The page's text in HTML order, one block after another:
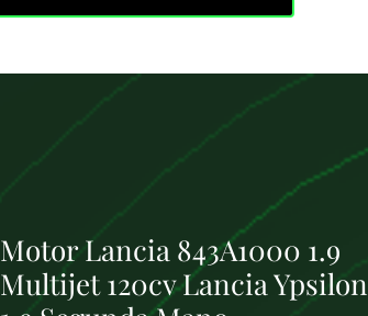
Motor Lancia 843A1000 1.9
Multijet 120cv Lancia Ypsilon